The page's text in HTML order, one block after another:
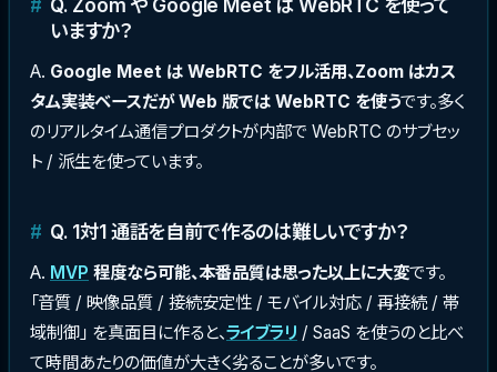
Q. Zoom や Google Meet は WebRTC を使って
いますか？
A. Google Meet は WebRTC をフル活用、Zoom はカス
タム実装ベースだが Web 版では WebRTC を使うです。多く
のリアルタイム通信プロダクトが内部で WebRTC のサブセッ
ト / 派生を使っています。
Q. 1対1 通話を自前で作るのは難しいですか？
A. MVP 程度なら可能、本番品質は思った以上に大変です。
「音質 / 映像品質 / 接続安定性 / モバイル対応 / 再接続 / 帯
域制御」 を真面目に作ると、ライブラリ / SaaS を使うのと比べ
て時間あたりの価値が大きく劣ることが多いです。